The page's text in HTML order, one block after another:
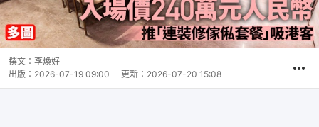
撰文： 李煥好
出版： 2026-07-19 09:00 更新： 2026-07-20 15:08